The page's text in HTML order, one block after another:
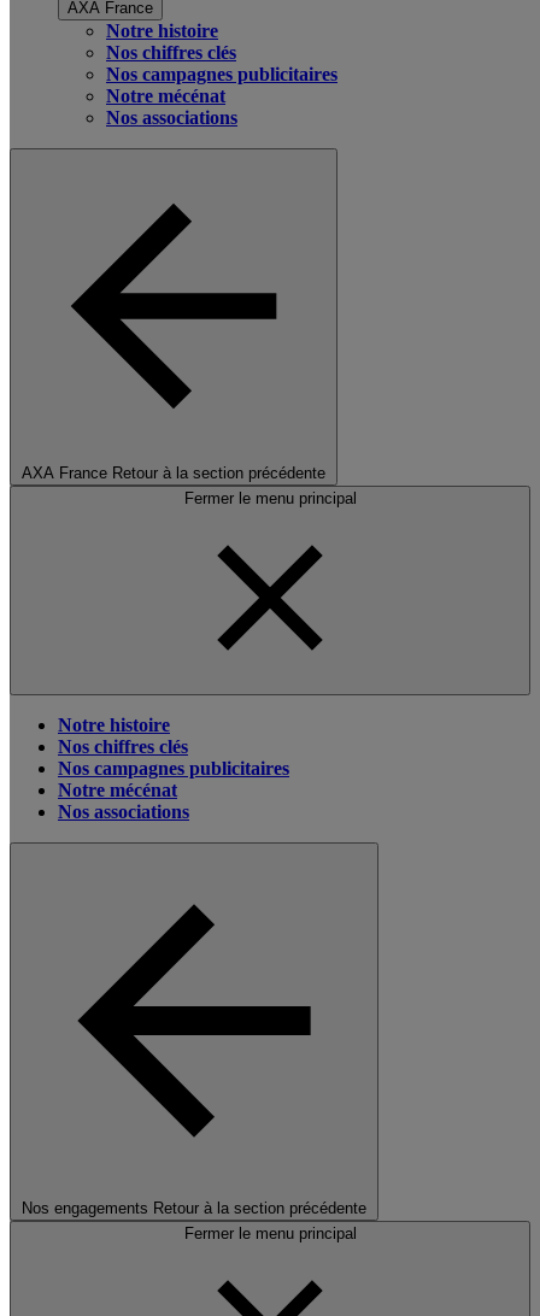
AXA France
Notre histoire
Nos chiffres clés
Nos campagnes publicitaires
Notre mécénat
Nos associations
AXA France Retour à la section précédente
Fermer le menu principal
Notre histoire
Nos chiffres clés
Nos campagnes publicitaires
Notre mécénat
Nos associations
Nos engagements Retour à la section précédente
Fermer le menu principal